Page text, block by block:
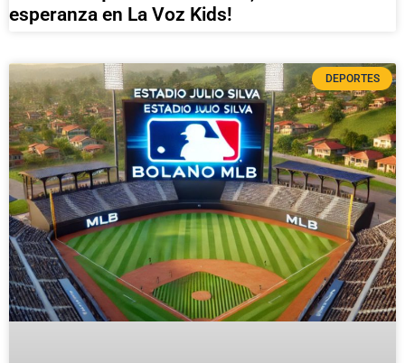
esperanza en La Voz Kids!
DEPORTES